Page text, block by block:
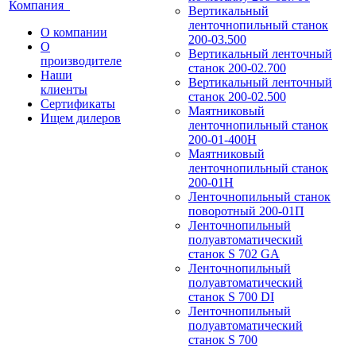
Компания
О компании
О
производителе
Наши
клиенты
Сертификаты
Ищем дилеров
Вертикальный
ленточнопильный станок
200-03.500
Вертикальный ленточный
станок 200-02.700
Вертикальный ленточный
станок 200-02.500
Маятниковый
ленточнопильный станок
200-01-400Н
Маятниковый
ленточнопильный станок
200-01Н
Ленточнопильный станок
поворотный 200-01П
Ленточнопильный
полуавтоматический
станок S 702 GA
Ленточнопильный
полуавтоматический
станок S 700 DI
Ленточнопильный
полуавтоматический
станок S 700